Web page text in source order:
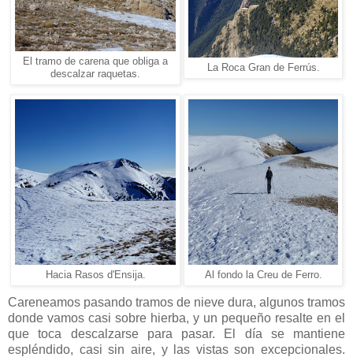
El tramo de carena que obliga a
descalzar raquetas.
La Roca Gran de Ferrús.
Hacia Rasos d'Ensija. Al fondo la Creu de Ferro.
Careneamos pasando tramos de nieve dura, algunos tramos
donde vamos casi sobre hierba, y un pequeño resalte en el
que toca descalzarse para pasar. El día se mantiene
espléndido, casi sin aire, y las vistas son excepcionales.